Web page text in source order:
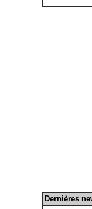
Dernières